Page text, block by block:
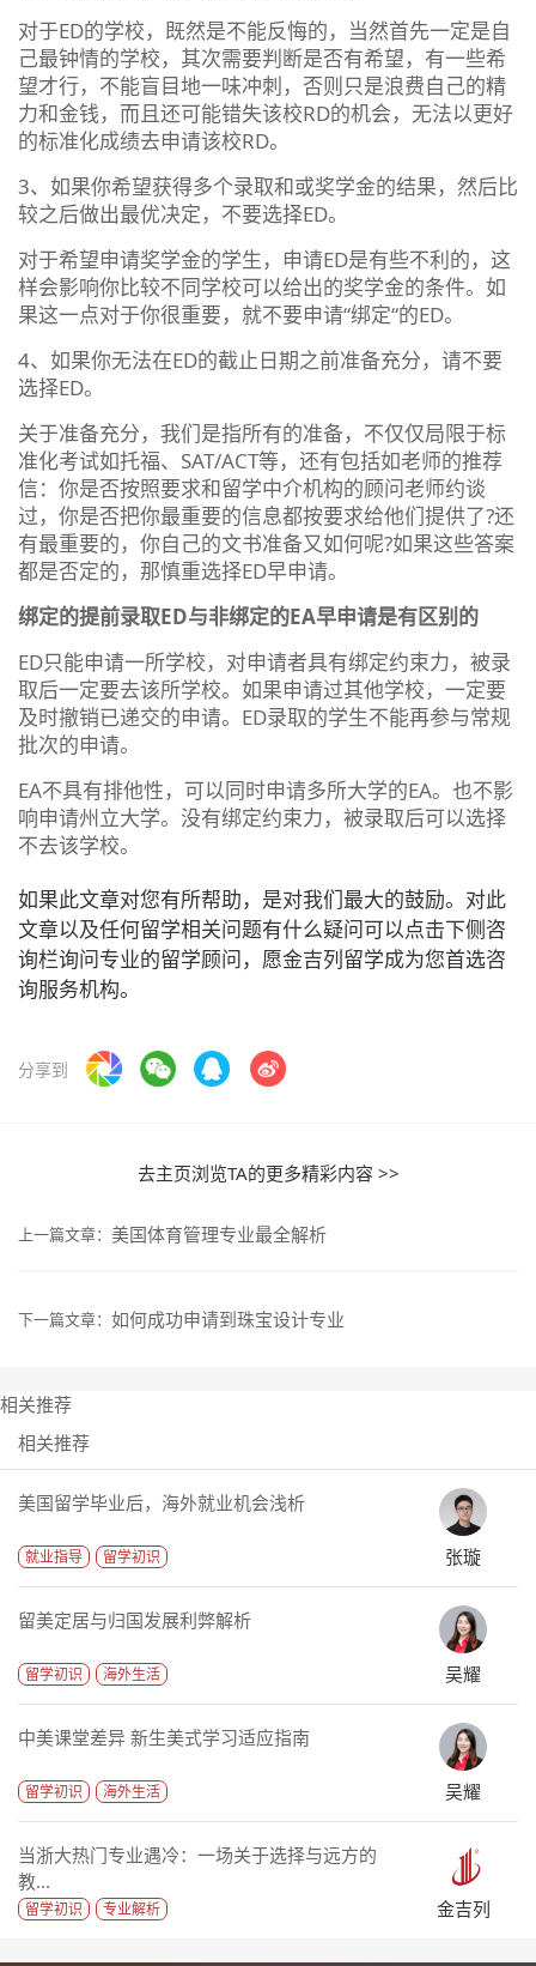
对于ED的学校，既然是不能反悔的，当然首先一定是自
己最钟情的学校，其次需要判断是否有希望，有一些希
望才行，不能盲目地一味冲刺，否则只是浪费自己的精
力和金钱，而且还可能错失该校RD的机会，无法以更好
的标准化成绩去申请该校RD。
3、如果你希望获得多个录取和或奖学金的结果，然后比
较之后做出最优决定，不要选择ED。
对于希望申请奖学金的学生，申请ED是有些不利的，这
样会影响你比较不同学校可以给出的奖学金的条件。如
果这一点对于你很重要，就不要申请“绑定“的ED。
4、如果你无法在ED的截止日期之前准备充分，请不要
选择ED。
关于准备充分，我们是指所有的准备，不仅仅局限于标
准化考试如托福、SAT/ACT等，还有包括如老师的推荐
信：你是否按照要求和留学中介机构的顾问老师约谈
过，你是否把你最重要的信息都按要求给他们提供了?还
有最重要的，你自己的文书准备又如何呢?如果这些答案
都是否定的，那慎重选择ED早申请。
绑定的提前录取ED与非绑定的EA早申请是有区别的
ED只能申请一所学校，对申请者具有绑定约束力，被录
取后一定要去该所学校。如果申请过其他学校，一定要
及时撤销已递交的申请。ED录取的学生不能再参与常规
批次的申请。
EA不具有排他性，可以同时申请多所大学的EA。也不影
响申请州立大学。没有绑定约束力，被录取后可以选择
不去该学校。
如果此文章对您有所帮助，是对我们最大的鼓励。对此
文章以及任何留学相关问题有什么疑问可以点击下侧咨
询栏询问专业的留学顾问，愿金吉列留学成为您首选咨
询服务机构。
分享到
去主页浏览TA的更多精彩内容 >>
上一篇文章： 美国体育管理专业最全解析
下一篇文章： 如何成功申请到珠宝设计专业
相关推荐
相关推荐
美国留学毕业后，海外就业机会浅析
就业指导 留学初识 张璇
留美定居与归国发展利弊解析
留学初识 海外生活 吴耀
中美课堂差异 新生美式学习适应指南
留学初识 海外生活 吴耀
当浙大热门专业遇冷：一场关于选择与远方的
教...
留学初识 专业解析 金吉列